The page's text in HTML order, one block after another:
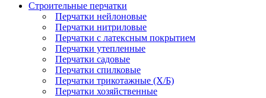
Строительные перчатки
Перчатки нейлоновые
Перчатки нитриловые
Перчатки с латексным покрытием
Перчатки утепленные
Перчатки садовые
Перчатки спилковые
Перчатки трикотажные (Х/Б)
Перчатки хозяйственные